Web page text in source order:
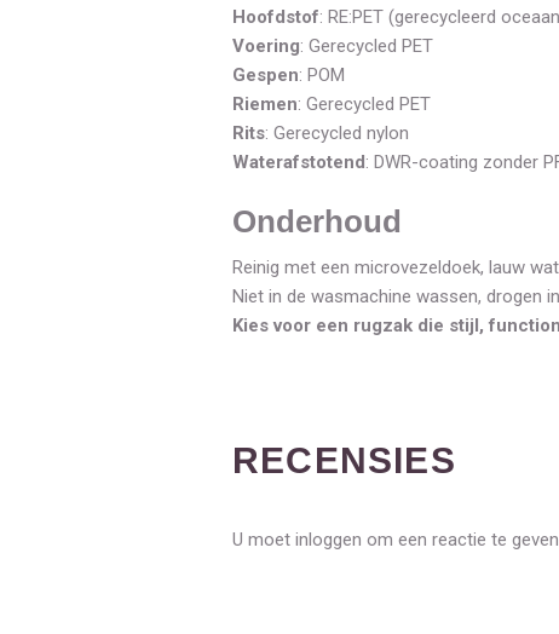
Hoofdstof: RE:PET (gerecycleerd
Voering: Gerecycled PET
Gespen: POM
Riemen: Gerecycled PET
Rits: Gerecycled nylon
Waterafstotend: DWR-coating zonder
Onderhoud
Reinig met een microvezeldoek, lauw
Niet in de wasmachine wassen, drogen
Kies voor een rugzak die stijl,
RECENSIES
U moet inloggen om een reactie te geven